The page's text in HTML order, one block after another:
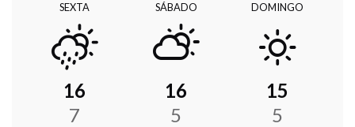
SEXTA
16
7
SÁBADO
16
5
DOMINGO
15
5